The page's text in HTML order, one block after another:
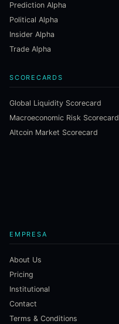
Prediction Alpha
Political Alpha
Insider Alpha
Trade Alpha
SCORECARDS
Global Liquidity Scorecard
Macroeconomic Risk Scorecard
Altcoin Market Scorecard
EMPRESA
About Us
Pricing
Institutional
Contact
Terms & Conditions